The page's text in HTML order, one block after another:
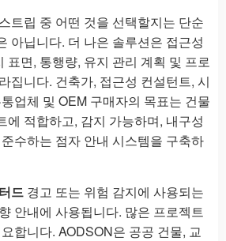
트립 중 어떤 것을 선택할지는 단순
아닙니다. 더 나은 솔루션은 접근성
표면, 통행량, 유지 관리 계획 및 프로
집니다. 건축가, 접근성 컨설턴트, 시
업체 및 OEM 구매자의 목표는 건물
에 적합하고, 감지 가능하며, 내구성
수하는 점자 안내 시스템을 구축하
드 경고 또는 위험 감지에 사용되는
안내에 사용됩니다. 많은 프로젝트
합니다. AODSON은 공공 건물, 교